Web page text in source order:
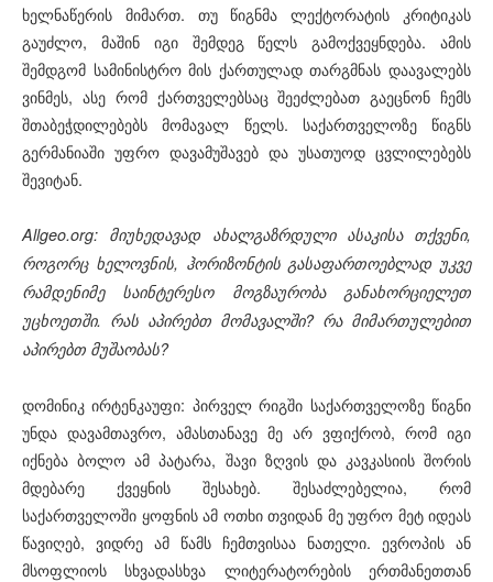
ხელნაწერის მიმართ. თუ წიგნმა ლექტორატის კრიტიკას
გაუძლო, მაშინ იგი შემდეგ წელს გამოქვეყნდება. ამის
შემდგომ სამინისტრო მის ქართულად თარგმნას დაავალებს
ვინმეს, ასე რომ ქართველებსაც შეეძლებათ გაეცნონ ჩემს
შთაბეჭდილებებს მომავალ წელს. საქართველოზე წიგნს
გერმანიაში უფრო დავამუშავებ და უსათუოდ ცვლილებებს
შევიტან.
Allgeo.org: მიუხედავად ახალგაზრდული ასაკისა თქვენი,
როგორც ხელოვნის, ჰორიზონტის გასაფართოებლად უკვე
რამდენიმე საინტერესო მოგზაურობა განახორციელეთ
უცხოეთში. რას აპირებთ მომავალში? რა მიმართულებით
აპირებთ მუშაობას?
დომინიკ ირტენკაუფი: პირველ რიგში საქართველოზე წიგნი
უნდა დავამთავრო, ამასთანავე მე არ ვფიქრობ, რომ იგი
იქნება ბოლო ამ პატარა, შავი ზღვის და კავკასიის შორის
მდებარე ქვეყნის შესახებ. შესაძლებელია, რომ
საქართველოში ყოფნის ამ ოთხი თვიდან მე უფრო მეტ იდეას
წავიღებ, ვიდრე ამ წამს ჩემთვისაა ნათელი. ევროპის ან
მსოფლიოს სხვადასხვა ლიტერატორების ერთმანეთთან